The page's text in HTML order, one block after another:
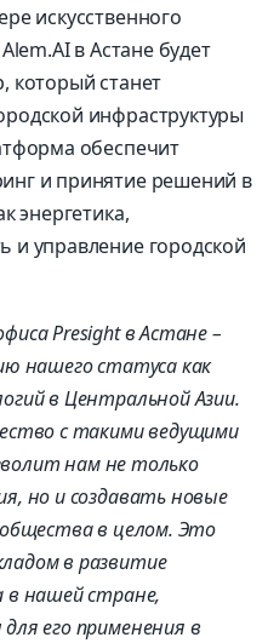
искусственного
в Астане будет
который станет
инфраструктуры
обеспечит
и принятие решений в
энергетика,
и управление городской
Presight в Астане –
нашего статуса как
в Центральной Азии.
с такими ведущими
нам не только
но и создавать новые
в целом. Это
в развитие
в нашей стране,
его применения в